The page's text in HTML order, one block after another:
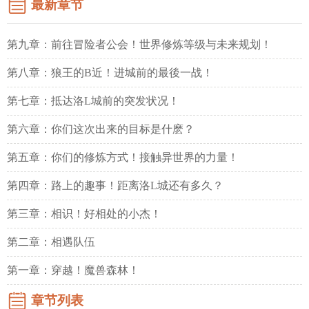
最新章节
第九章：前往冒险者公会！世界修炼等级与未来规划！
第八章：狼王的B近！进城前的最後一战！
第七章：抵达洛L城前的突发状况！
第六章：你们这次出来的目标是什麽？
第五章：你们的修炼方式！接触异世界的力量！
第四章：路上的趣事！距离洛L城还有多久？
第三章：相识！好相处的小杰！
第二章：相遇队伍
第一章：穿越！魔兽森林！
章节列表